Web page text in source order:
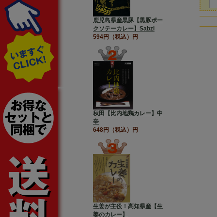
鹿児島県産黒豚【黒豚ポー
クソテーカレー】Sabzi
594円（税込）円
秋田【比内地鶏カレー】中
辛
648円（税込）円
生姜が主役！高知県産【生
姜のカレー】